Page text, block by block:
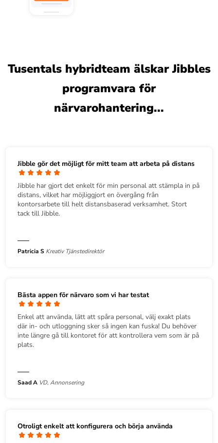
Tusentals hybridteam älskar Jibbles
programvara för
närvarohantering...
Jibble gör det möjligt för mitt team att arbeta på distans
Jibble har gjort det enkelt för min personal att stämpla in på
distans, vilket har möjliggjort en övergång från
kontorsarbete till helt distansbaserad verksamhet. Stort
tack till Jibble.
Patricia S Kreativ Tjänstedirektör
Bästa appen för närvaro som vi har testat
Enkel att använda, lätt att spåra personal, välj exakt plats
där in- och utloggning sker så ingen kan fuska! Du behöver
inte längre gå till kontoret för att kontrollera vem som är på
plats.
Saad A VD, Annonsering
Otroligt enkelt att konfigurera och börja använda